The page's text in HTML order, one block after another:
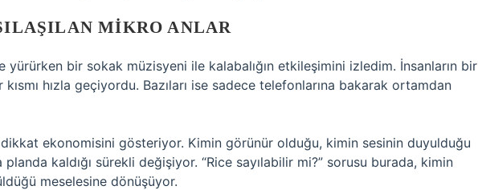
MIKRO ANLAR
yürürken bir sokak müzisyeni ile kalabalığın etkileşimini izledim. İnsanların bir
kısmı hızla geçiyordu. Bazıları ise sadece telefonlarına bakarak ortamdan
ekonomisini gösteriyor. Kimin görünür olduğu, kimin sesinin duyulduğu
kaldığı sürekli değişiyor. “Rice sayılabilir mi?” sorusu burada, kimin
meselesine dönüşüyor.